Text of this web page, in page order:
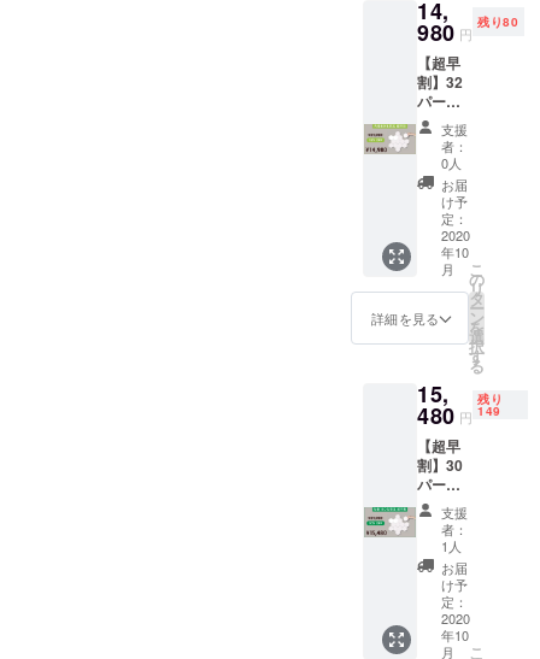
は、ご
自宅ま
での送
料も含
まれて
お りま
す。 ・
製造状
況によ
り出荷
時期が
遅れる
場合が
ござい
ます。
14,
980 円
残り80
【超早
割】32
パーセ
ントオ
フ
Links
10個
セット
・商品
代金に
は、ご
自宅ま
での送
料も含
まれて
製造状
況によ
り出荷
時期が
遅れる
場合が
ござい
ます。
支援
者：
0人
お届
け予
定：
2020
年10
月
詳細を見る
こ
の
リ
タ
ー
ン
を
選
択
す
る
15,
480 円
残り
149
【超早
割】30
パーセ
ントオ
フ
Links
10個
セット
・商品
代金に
は、ご
支援
者：
1人
お届
け予
定：
2020
年10
月
こ